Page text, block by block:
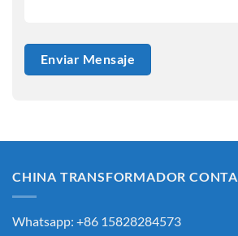
CHINA TRANSFORMADOR
Whatsapp: +86 15828284573